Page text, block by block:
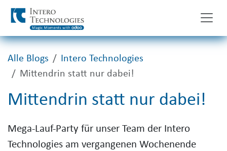
Zum Inhalt springen
Alle Blogs
Intero Technologies
Mittendrin statt nur dabei!
Mittendrin statt nur dabei!
Mega-Lauf-Party für unser Team der Intero
Technologies am vergangenen Wochenende